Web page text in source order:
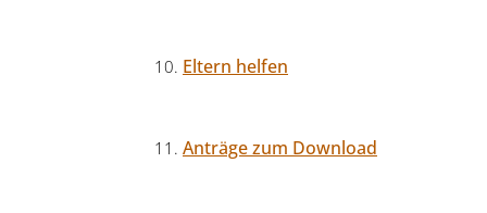
Eltern helfen
Anträge zum Download